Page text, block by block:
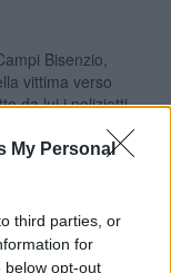
My Personal
third parties, or
for
below opt-out
Bisenzio,
vittima verso
da lui i poliziotti
: questa la
in Mugello, della
all'omicidio